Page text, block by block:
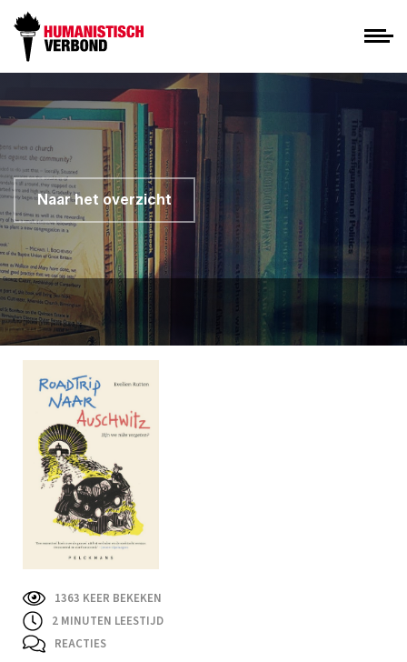
Naar het overzicht
1363 KEER BEKEKEN
2 MINUTEN LEESTIJD
REACTIES